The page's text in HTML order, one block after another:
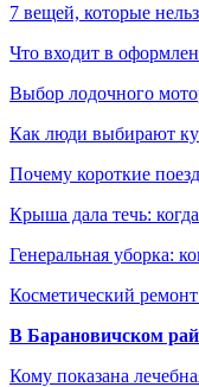
7 вещей, которые
Что входит в
Выбор лодочного
Как люди выбирают
Почему короткие
Крыша дала течь:
Генеральная уборка:
Косметический
В Барановичском
Кому показана